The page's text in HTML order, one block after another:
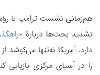
هم‌زمانی نشست ترامپ با
تشدید بحث‌ها دربارۀ
دارد. آمریکا نه‌تنها
را در آسیای مرکزی بازیابی